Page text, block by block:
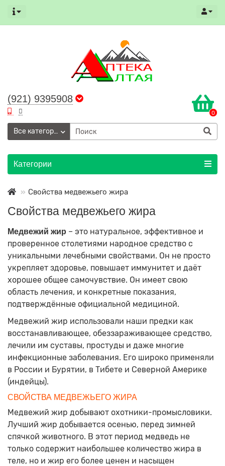
(921) 9395908
0
Все категории
Категории
Свойства медвежьего жира
Свойства медвежьего жира
Медвежий жир – это натуральное, эффективное и
проверенное столетиями народное средство с
уникальными лечебными свойствами. Он не просто
укрепляет здоровье, повышает иммунитет и даёт
хорошее общее самочувствие. Он имеет свою
область лечения, и конкретные показания,
подтверждённые официальной медициной.
Медвежий жир использовали наши предки как
восстанавливающее, обеззараживающее средство,
лечили им суставы, простуды и даже многие
инфекционные заболевания. Его широко применяли
в России и Бурятии, в Тибете и Северной Америке
(индейцы).
СВОЙСТВА МЕДВЕЖЬЕГО ЖИРА
Медвежий жир добывают охотники-промысловики.
Лучший жир добывается осенью, перед зимней
спячкой животного. В этот период медведь не
только содержит наибольшее количество жира в
теле, но и жир его более ценен и насыщен